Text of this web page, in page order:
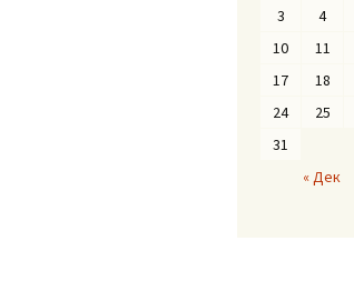
« Дек
3
4
10
11
17
18
24
25
31